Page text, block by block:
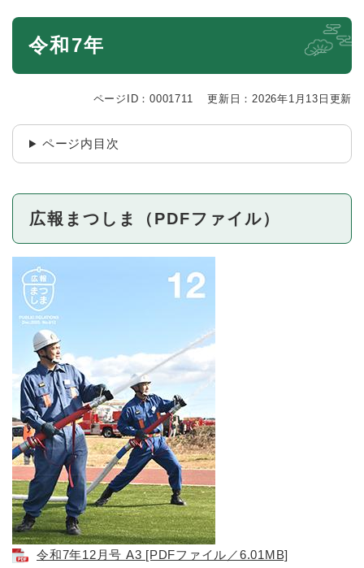
本
令和7年
ページID：0001711 更新日：2026年1月13日更新
ページ内目次
広報まつしま（PDFファイル）
令和7年12月号 A3 [PDFファイル／6.01MB]